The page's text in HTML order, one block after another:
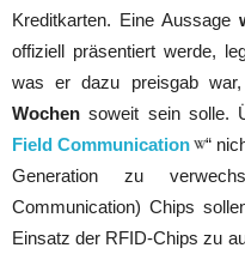
Kreditkarten. Eine Aussage
offiziell präsentiert werde,
was er dazu preisgab
Wochen soweit sein solle.
Field Communication
“
Generation zu
Communication) Chips
Einsatz der RFID-Chips zu